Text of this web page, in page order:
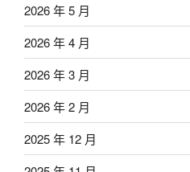
2026 年 5 月
2026 年 4 月
2026 年 3 月
2026 年 2 月
2025 年 12 月